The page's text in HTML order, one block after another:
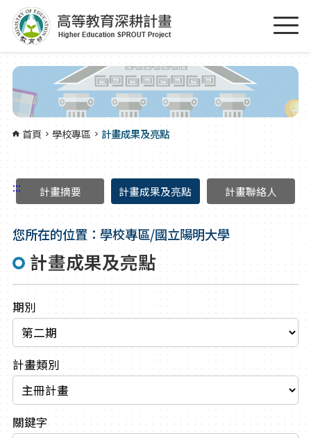
跳到主要內容區塊
首頁 學校專區 計畫成果及亮點
::: 計畫摘要 計畫成果及亮點 計畫聯絡人
您所在的位置：學校專區/國立陽明大學
計畫成果及亮點
期別
計畫類別
關鍵字